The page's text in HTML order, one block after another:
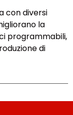
con diversi
la
programmabili,
di